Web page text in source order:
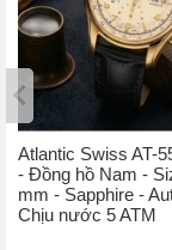
Atlantic Swiss AT-
- Đồng hồ Nam -
mm - Sapphire -
Chịu nước 5 ATM